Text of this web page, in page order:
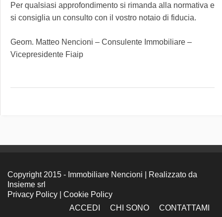
Per qualsiasi approfondimento si rimanda alla normativa e
si consiglia un consulto con il vostro notaio di fiducia.
Geom. Matteo Nencioni – Consulente Immobiliare –
Vicepresidente Fiaip
Copyright 2015 - Immobiliare Nencioni | Realizzato da
Insieme srl
Privacy Policy
Cookie Policy
ACCEDI
CHI SONO CONTATTAMI